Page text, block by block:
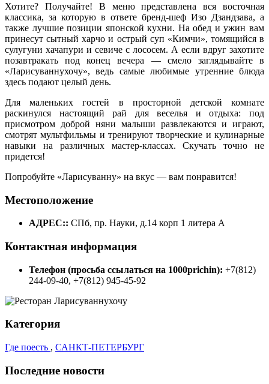
Хотите? Получайте! В меню представлена вся восточная
классика, за которую в ответе бренд-шеф Изо Дзандзава, а
также лучшие позиции японской кухни. На обед и ужин вам
принесут сытный харчо и острый суп «Кимчи», томящийся в
сулугуни хачапури и севиче с лососем. А если вдруг захотите
позавтракать под конец вечера — смело заглядывайте в
«Ларисуваннухочу», ведь самые любимые утренние блюда
здесь подают целый день.
Для маленьких гостей в просторной детской комнате
раскинулся настоящий рай для веселья и отдыха: под
присмотром доброй няни малыши развлекаются и играют,
смотрят мультфильмы и тренируют творческие и кулинарные
навыки на различных мастер-классах. Скучать точно не
придется!
Попробуйте «Ларисуванну» на вкус — вам понравится!
Местоположение
АДРЕС:: СПб, пр. Науки, д.14 корп 1 литера А
Контактная информация
Телефон (просьба ссылаться на 1000prichin): +7(812)
244-09-40, +7(812) 945-45-92
Категория
Где поесть , САНКТ-ПЕТЕРБУРГ
Последние новости